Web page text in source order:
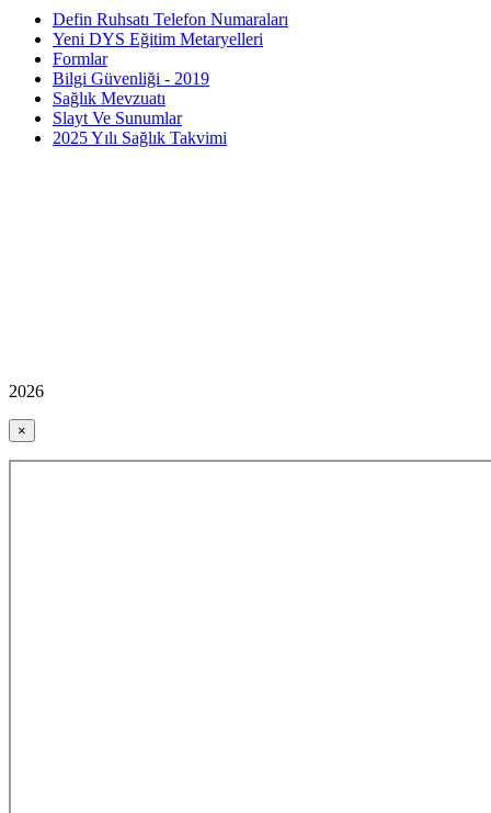
Defin Ruhsatı Telefon Numaraları
Yeni DYS Eğitim Metaryelleri
Formlar
Bilgi Güvenliği - 2019
Sağlık Mevzuatı
Slayt Ve Sunumlar
2025 Yılı Sağlık Takvimi
2026
×